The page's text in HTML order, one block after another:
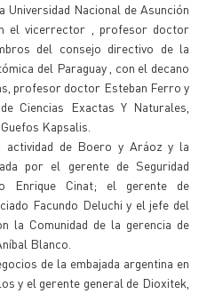
Universidad Nacional de Asunción
el vicerrector , profesor doctor
del consejo directivo de la
del Paraguay , con el decano
profesor doctor Esteban Ferro y
Ciencias Exactas Y Naturales,
Kapsalis.
actividad de Boero y Aráoz y la
por el gerente de Seguridad
Enrique Cinat; el gerente de
Facundo Deluchi y el jefe del
la Comunidad de la gerencia de
Blanco.
de la embajada argentina en
y el gerente general de Dioxitek,